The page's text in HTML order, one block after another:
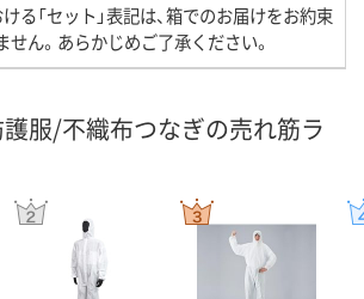
る「セット」表記は、箱でのお届けをお約束
ん。あらかじめご了承ください。
服/不織布つなぎの売れ筋ラ